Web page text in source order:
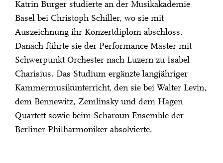
Katrin Burger studierte an der Musikakademie
Basel bei Christoph Schiller, wo sie mit
Auszeichnung ihr Konzertdiplom abschloss.
Danach führte sie der Performance Master mit
Schwerpunkt Orchester nach Luzern zu Isabel
Charisius. Das Studium ergänzte langjähriger
Kammermusikunterricht, den sie bei Walter Levin,
dem Bennewitz, Zemlinsky und dem Hagen
Quartett sowie beim Scharoun Ensemble der
Berliner Philharmoniker absolvierte.